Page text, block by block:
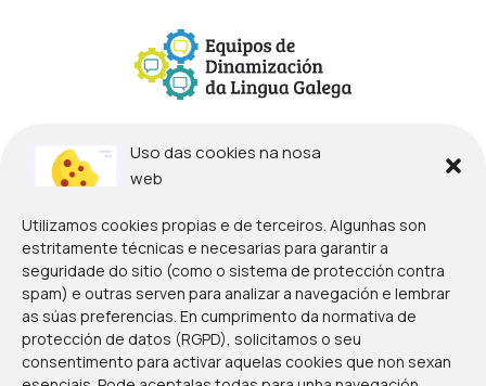
Uso das cookies na nosa
web
Utilizamos cookies propias e de terceiros. Algunhas son
estritamente técnicas e necesarias para garantir a
seguridade do sitio (como o sistema de protección contra
spam) e outras serven para analizar a navegación e lembrar
as súas preferencias. En cumprimento da normativa de
protección de datos (RGPD), solicitamos o seu
consentimento para activar aquelas cookies que non sexan